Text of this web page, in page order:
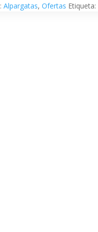
Alpargatas, Ofertas Etiqueta: